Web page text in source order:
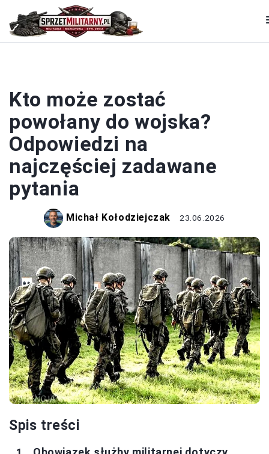
Kto może zostać
powołany do wojska?
Odpowiedzi na
najczęściej zadawane
pytania
Michał Kołodziejczak 23.06.2026
Spis treści